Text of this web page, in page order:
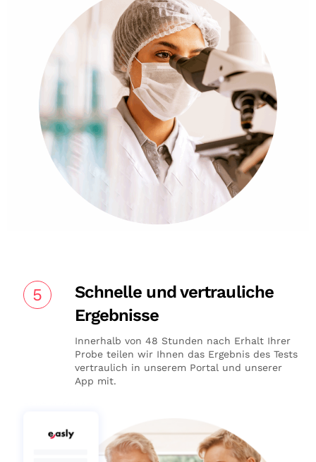
5
Schnelle und vertrauliche
Ergebnisse
Innerhalb von 48 Stunden nach Erhalt Ihrer
Probe teilen wir Ihnen das Ergebnis des Tests
vertraulich in unserem Portal und unserer
App mit.